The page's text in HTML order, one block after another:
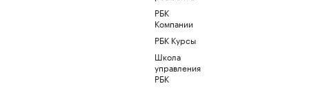
РБК
Компании
РБК Курсы
Школа
управления
РБК